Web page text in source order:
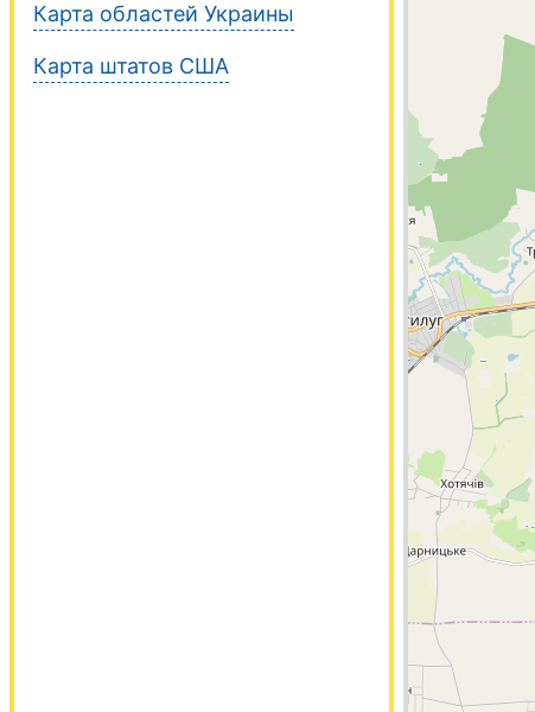
Карта областей Украины
Карта штатов США